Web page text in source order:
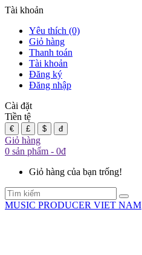
Tài khoản
Yêu thích (0)
Giỏ hàng
Thanh toán
Tài khoản
Đăng ký
Đăng nhập
Cài đặt
Tiền tệ
€ £ $ đ
Giỏ hàng
0 sản phẩm - 0đ
Giỏ hàng của bạn trống!
MUSIC PRODUCER VIET NAM